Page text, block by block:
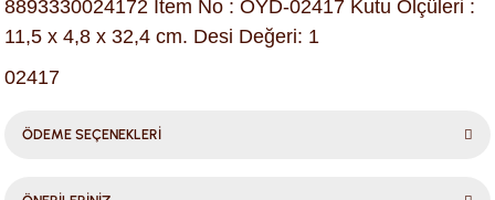
8893330024172 Item No : OYD-02417 Kutu Ölçüleri :
11,5 x 4,8 x 32,4 cm. Desi Değeri: 1
02417
ÖDEME SEÇENEKLERİ